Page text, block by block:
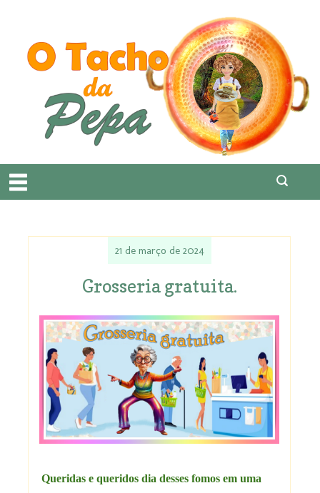
21 de março de 2024
Grosseria gratuita.
Queridas e queridos dia desses fomos em uma